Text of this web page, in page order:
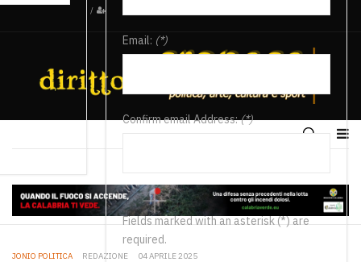
/
Email: (*)
Confirm email Address:(*)
Fields marked with an asterisk (*) are
required.
JONIO POLITICA REDAZIONE 04 APRILE 2025